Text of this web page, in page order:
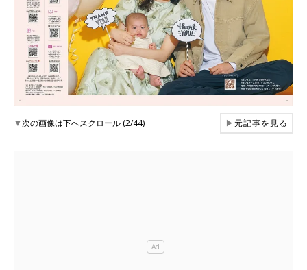
▼次の画像は下へスクロール (2/44) ▶元記事を見る